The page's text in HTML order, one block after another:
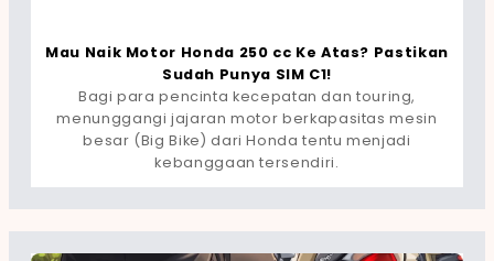
Mau Naik Motor Honda 250 cc Ke Atas? Pastikan
Sudah Punya SIM C1!
Bagi para pencinta kecepatan dan touring,
menunggangi jajaran motor berkapasitas mesin
besar (Big Bike) dari Honda tentu menjadi
kebanggaan tersendiri.